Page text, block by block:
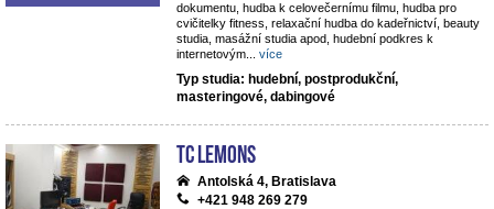
dokumentu, hudba k celovečernímu filmu, hudba pro
cvičitelky fitness, relaxační hudba do kadeřnictví, beauty
studia, masážní studia apod, hudební podkres k
internetovým
více
Typ studia: hudební, postprodukční,
masteringové, dabingové
TC Lemons
Antolská 4, Bratislava
+421 948 269 279